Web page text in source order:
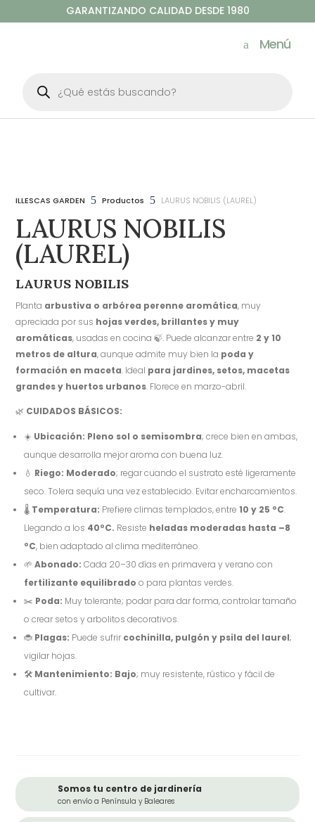
GARANTIZANDO CALIDAD DESDE 1980
Menú
productos
ILLESCAS GARDEN 5 Productos 5 LAURUS NOBILIS (LAUREL)
LAURUS NOBILIS
(LAUREL)
LAURUS NOBILIS
Planta arbustiva o arbórea perenne aromática, muy
apreciada por sus hojas verdes, brillantes y muy
aromáticas, usadas en cocina 🍃. Puede alcanzar entre 2 y 10
metros de altura, aunque admite muy bien la poda y
formación en maceta. Ideal para jardines, setos, macetas
grandes y huertos urbanos. Florece en marzo-abril.
🌿 CUIDADOS BÁSICOS:
☀️ Ubicación: Pleno sol o semisombra; crece bien en ambas,
aunque desarrolla mejor aroma con buena luz.
💧 Riego: Moderado; regar cuando el sustrato esté ligeramente
seco. Tolera sequía una vez establecido. Evitar encharcamientos.
🌡️ Temperatura: Prefiere climas templados, entre10 y 25 ºC.
Llegando a los 40ºC. Resiste heladas moderadas hasta –8
ºC, bien adaptado al clima mediterráneo.
🌱Abonado: Cada 20–30 días en primavera y verano con
fertilizante equilibrado o para plantas verdes.
✂️ Poda: Muy tolerante; podar para dar forma, controlar tamaño
o crear setos y arbolitos decorativos.
🐞 Plagas: Puede sufrir cochinilla, pulgón y psila del laurel;
vigilar hojas.
🛠️ Mantenimiento: Bajo; muy resistente, rústico y fácil de
cultivar.
Somos tu centro de jardinería
con envío a Península y Baleares